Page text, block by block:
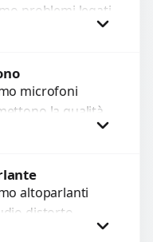
problemi legati
con interventi
microfoni
la qualità
o delle
altoparlanti
distorto,
ricambi di